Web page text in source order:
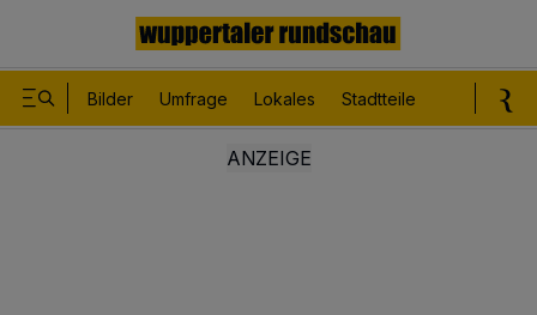
Bilder Umfrage Lokales Stadtteile